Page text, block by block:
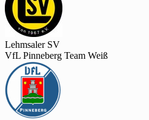
Lehmsaler SV
VfL Pinneberg Team Weiß